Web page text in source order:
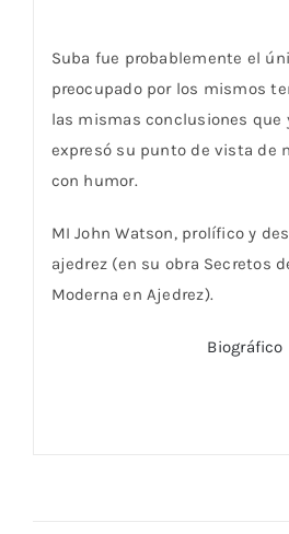
Suba fue probablemente el
preocupado por los mismos
las mismas conclusiones que
expresó su punto de vista de
con humor.
MI John Watson, prolífico y
ajedrez (en su obra Secretos
Moderna en Ajedrez).
Biográfico